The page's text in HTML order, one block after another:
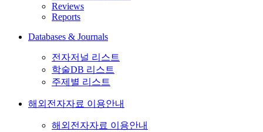
Reviews
Reports
Databases & Journals
전자저널 리스트
학술DB 리스트
주제별 리스트
해외전자자료 이용안내
해외전자자료 이용안내